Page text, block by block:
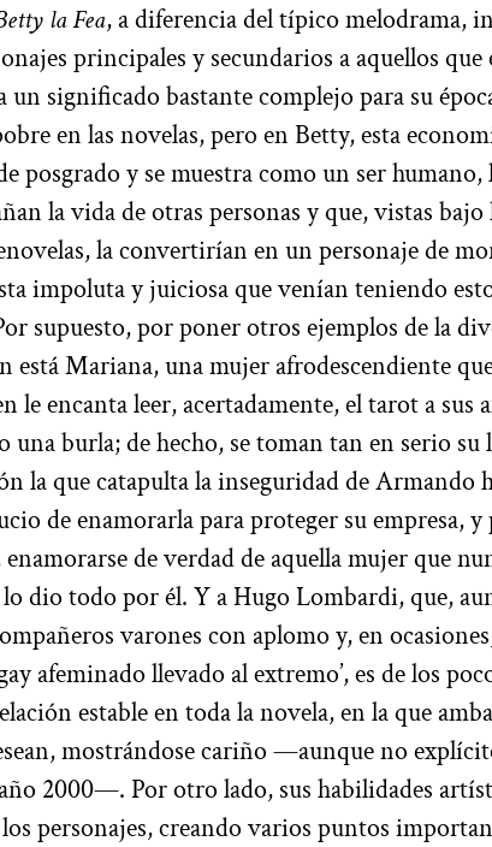
la Fea, a diferencia del típico melodrama,
principales y secundarios a aquellos que
un significado bastante complejo para su
en las novelas, pero en Betty, esta
posgrado y se muestra como un ser humano,
la vida de otras personas y que, vistas
la convertirían en un personaje de
impoluta y juiciosa que venían teniendo
supuesto, por poner otros ejemplos de la
está Mariana, una mujer afrodescendiente
le encanta leer, acertadamente, el tarot a sus
una burla; de hecho, se toman tan en serio su
la que catapulta la inseguridad de Armando
de enamorarla para proteger su empresa, y
de verdad de aquella mujer que
dio todo por él. Y a Hugo Lombardi, que,
varones con aplomo y, en
afeminado llevado al extremo’, es de los
estable en toda la novela, en la que
mostrándose cariño —aunque no
2000—. Por otro lado, sus habilidades
los personajes, creando varios puntos